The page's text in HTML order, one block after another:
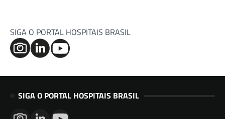
SIGA O PORTAL HOSPITAIS BRASIL
SIGA O PORTAL HOSPITAIS BRASIL